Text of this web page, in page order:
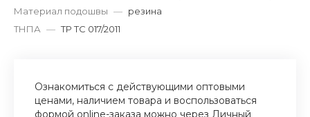
Материал подошвы — резина
ТНПА — ТР ТС 017/2011
Ознакомиться с действующими оптовыми
ценами, наличием товара и воспользоваться
формой online-заказа можно через Личный